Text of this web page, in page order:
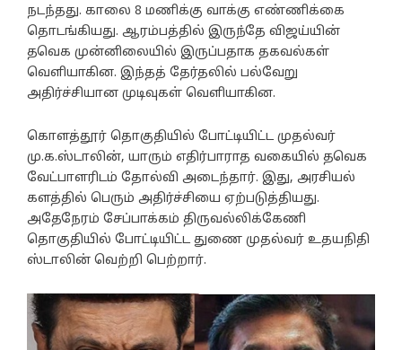
நடந்தது. காலை 8 மணிக்கு வாக்கு எண்ணிக்கை
தொடங்கியது. ஆரம்பத்தில் இருந்தே விஜய்யின்
தவெக முன்னிலையில் இருப்பதாக தகவல்கள்
வெளியாகின. இந்தத் தேர்தலில் பல்வேறு
அதிர்ச்சியான முடிவுகள் வெளியாகின.
கொளத்தூர் தொகுதியில் போட்டியிட்ட முதல்வர்
மு.க.ஸ்டாலின், யாரும் எதிர்பாராத வகையில் தவெக
வேட்பாளரிடம் தோல்வி அடைந்தார். இது, அரசியல்
களத்தில் பெரும் அதிர்ச்சியை ஏற்படுத்தியது.
அதேநேரம் சேப்பாக்கம் திருவல்லிக்கேணி
தொகுதியில் போட்டியிட்ட துணை முதல்வர் உதயநிதி
ஸ்டாலின் வெற்றி பெற்றார்.